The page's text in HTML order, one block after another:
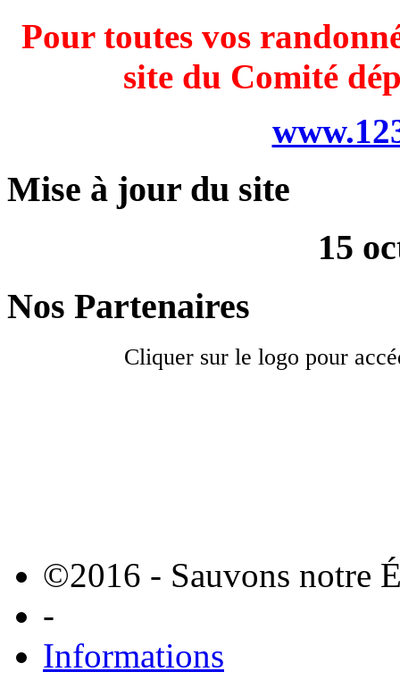
Pour toutes vos
site du Comité
Mise à jour du site
15
Nos Partenaires
Cliquer sur le logo pour
©2016 - Sauvons notre
-
Informations